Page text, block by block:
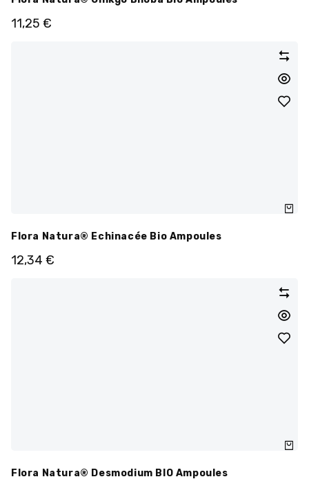
11,25 €
Flora Natura® Echinacée Bio Ampoules
12,34 €
Flora Natura® Desmodium BIO Ampoules